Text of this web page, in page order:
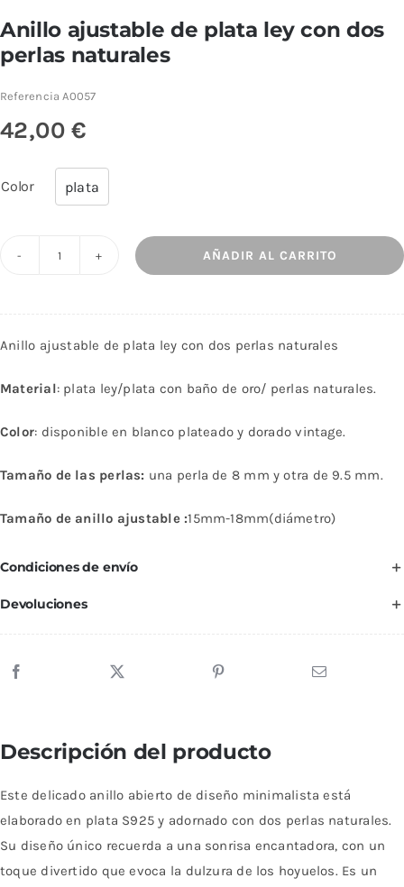
Anillo ajustable de plata ley con dos
perlas naturales
ReferenciaA0057
42,00€
Color plata
plata
con
perlas
naturales
AÑADIR AL CARRITO
Anillo ajustable de plata ley con dos perlas naturales
Material: plata ley/plata con baño de oro/ perlas naturales.
Color: disponible en blanco plateado y dorado vintage.
Tamaño de las perlas: una perla de 8 mm y otra de 9.5 mm.
Tamaño de anillo ajustable :15mm-18mm(diámetro)
Condiciones de envío
Devoluciones
Descripción del producto
Este delicado anillo abierto de diseño minimalista está
elaborado en plata S925 y adornado con dos perlas naturales.
Su diseño único recuerda a una sonrisa encantadora, con un
toque divertido que evoca la dulzura de los hoyuelos. Es un